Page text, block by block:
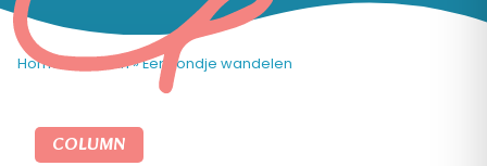
Home Column»Een rondje wandelen
COLUMN